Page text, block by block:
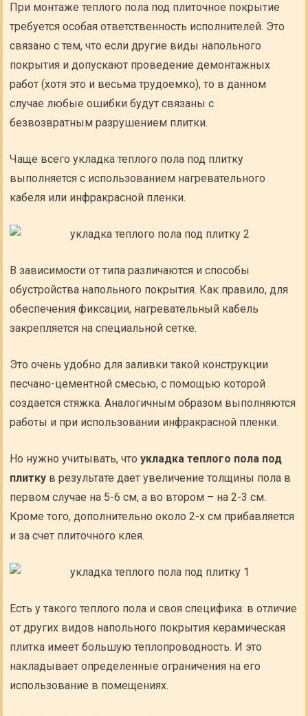
При монтаже теплого пола под плиточное покрытие
требуется особая ответственность исполнителей. Это
связано с тем, что если другие виды напольного
покрытия и допускают проведение демонтажных
работ (хотя это и весьма трудоемко), то в данном
случае любые ошибки будут связаны с
безвозвратным разрушением плитки.
Чаще всего укладка теплого пола под плитку
выполняется с использованием нагревательного
кабеля или инфракрасной пленки.
В зависимости от типа различаются и способы
обустройства напольного покрытия. Как правило, для
обеспечения фиксации, нагревательный кабель
закрепляется на специальной сетке.
Это очень удобно для заливки такой конструкции
песчано-цементной смесью, с помощью которой
создается стяжка. Аналогичным образом выполняются
работы и при использовании инфракрасной пленки.
Но нужно учитывать, чтоукладка теплого пола под
плитку в результате дает увеличение толщины пола в
первом случае на 5-6 см, а во втором – на 2-3 см.
Кроме того, дополнительно около 2-х см прибавляется
и за счет плиточного клея.
Есть у такого теплого пола и своя специфика: в отличие
от других видов напольного покрытия керамическая
плитка имеет большую теплопроводность. И это
накладывает определенные ограничения на его
использование в помещениях.